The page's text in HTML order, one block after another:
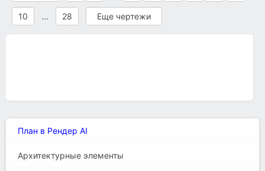
10 ... 28 Еще чертежи
План в Рендер AI
Архитектурные элементы